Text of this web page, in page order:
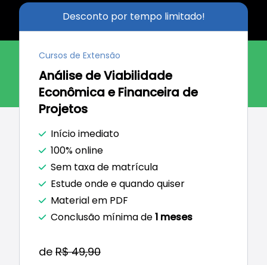
Desconto por tempo limitado!
Cursos de Extensão
Análise de Viabilidade
Econômica e Financeira de
Projetos
Início imediato
100% online
Sem taxa de matrícula
Estude onde e quando quiser
Material em PDF
Conclusão mínima de1 meses
de R$ 49,90